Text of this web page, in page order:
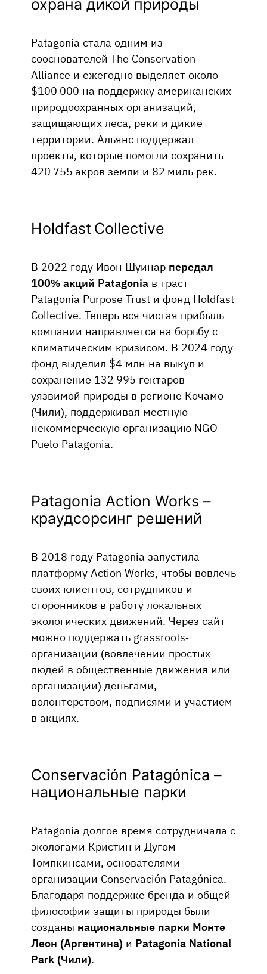
охрана дикой природы
Patagonia стала одним из
сооснователей The Conservation
Alliance и ежегодно выделяет около
$100 000 на поддержку американских
природоохранных организаций,
защищающих леса, реки и дикие
территории. Альянс поддержал
проекты, которые помогли сохранить
420 755 акров земли и 82 миль рек.
Holdfast Collective
В 2022 году Ивон Шуинар передал
100% акций Patagonia в траст
Patagonia Purpose Trust и фонд Holdfast
Collective. Теперь вся чистая прибыль
компании направляется на борьбу с
климатическим кризисом. В 2024 году
фонд выделил $4 млн на выкуп и
сохранение 132 995 гектаров
уязвимой природы в регионе Кочамо
(Чили), поддерживая местную
некоммерческую организацию NGO
Puelo Patagonia.
Patagonia Action Works –
краудсорсинг решений
В 2018 году Patagonia запустила
платформу Action Works, чтобы вовлечь
своих клиентов, сотрудников и
сторонников в работу локальных
экологических движений. Через сайт
можно поддержать grassroots-
организации (вовлечении простых
людей в общественные движения или
организации) деньгами,
волонтерством, подписями и участием
в акциях.
Conservación Patagónica –
национальные парки
Patagonia долгое время сотрудничала с
экологами Кристин и Дугом
Томпкинсами, основателями
организации Conservación Patagónica.
Благодаря поддержке бренда и общей
философии защиты природы были
созданы национальные парки Монте
Леон (Аргентина) и Patagonia National
Park (Чили).